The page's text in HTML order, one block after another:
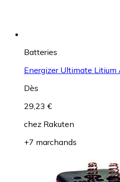
Batteries
Energizer Ultimate
Dès
29,23 €
chez Rakuten
+7 marchands